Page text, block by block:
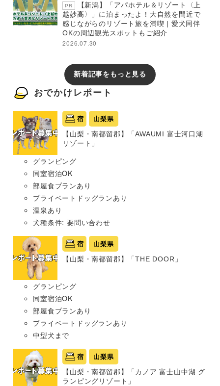
PR
【新潟】「アパホテル＆リゾート〈上
越妙高〉」に泊まったよ！大自然を間近で
感じながらのリゾート旅を満喫 | 愛犬同伴
OKの周辺観光スポットもご紹介
2026.07.30
新着記事をもっと見る
おでかけレポート
宿 山梨県
【山梨・南都留郡】「AWAUMI 富士河口湖
リゾート」
グランピング
同室宿泊OK
部屋食プランあり
プライベートドッグランあり
温泉あり
犬種条件: 要問い合わせ
宿 山梨県
【山梨・南都留郡】「THE DOOR」
グランピング
同室宿泊OK
部屋食プランあり
プライベートドッグランあり
中型犬まで
宿 山梨県
【山梨・南都留郡】「カノア 富士山中湖 グ
ランピングリゾート」